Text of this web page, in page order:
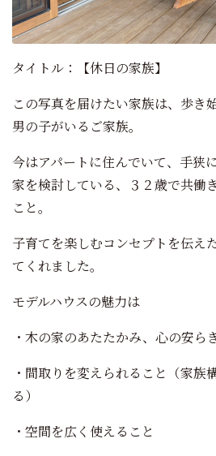
タイトル：【休日の家族】
この写真を届けたい家族は、歩き
男の子がいるご家族。
今はアパートに住んでいて、手狭
家を検討している、３２歳で共働
こと。
子育てを楽しむコンセプトを伝え
てくれました。
モデルハウスの魅力は
・木の家のあたたかみ、心の安ら
・間取りを変えられること（家族
る）
・空間を広く使えること